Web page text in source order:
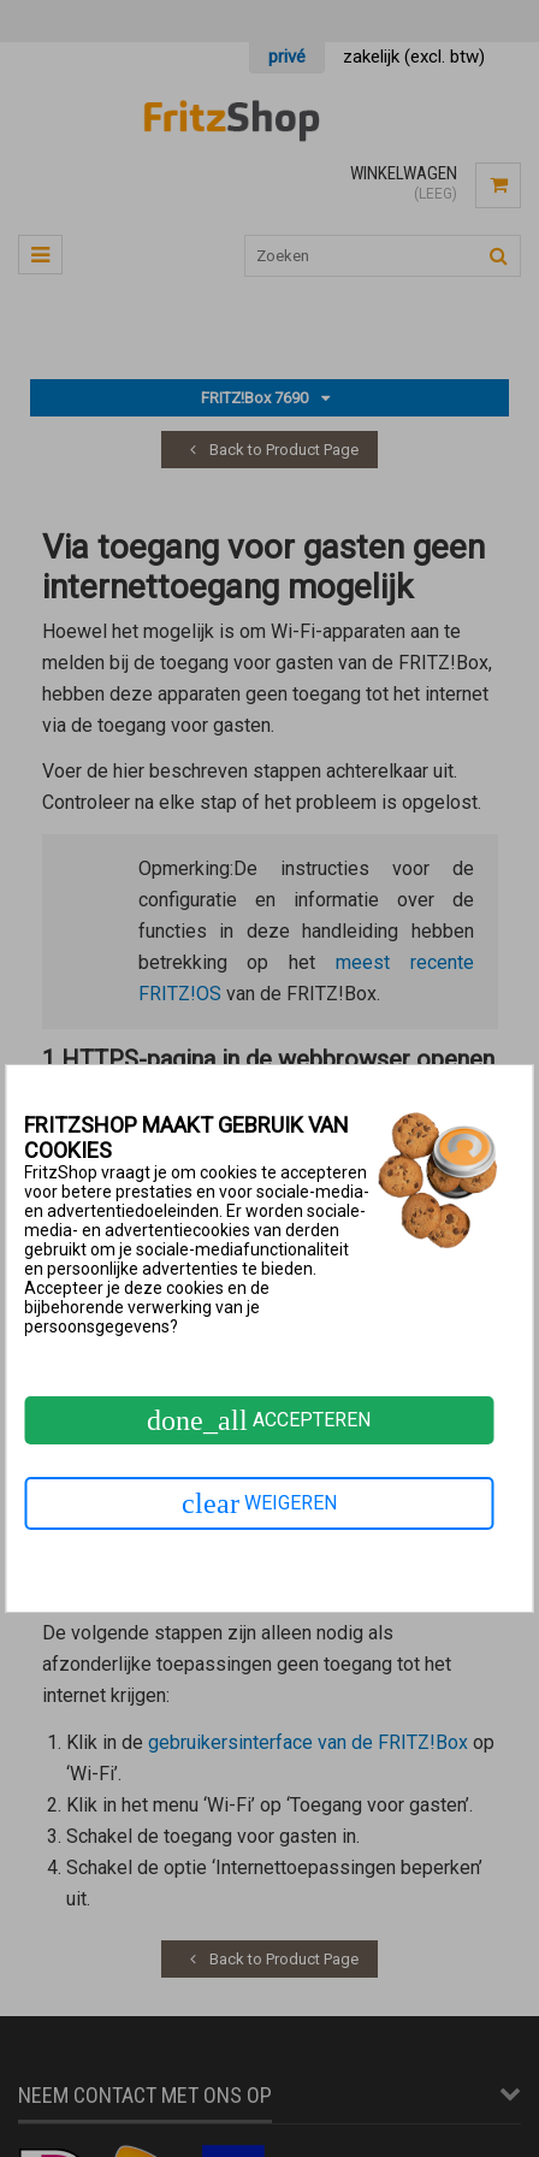
privé zakelijk (excl. btw)
WINKELWAGEN
(LEEG)
FRITZ!Box 7690
Back to Product Page
Via toegang voor gasten geen
internettoegang mogelijk
Hoewel het mogelijk is om Wi-Fi-apparaten aan te
melden bij de toegang voor gasten van de FRITZ!Box,
hebben deze apparaten geen toegang tot het internet
via de toegang voor gasten.
Voer de hier beschreven stappen achterelkaar uit.
Controleer na elke stap of het probleem is opgelost.
Opmerking: De instructies voor de
configuratie en informatie over de
functies in deze handleiding hebben
betrekking op het meest recente
FRITZ!OS van de FRITZ!Box.
1 HTTPS-pagina in de webbrowser openen
gasten/hotspot alleen toestaan na instemming met de
gebruiksvoorwaarden’ is ingeschakeld, wordt alleen
internettoegang verleend nadat is ingestemd met
deze gebruiksvoorwaarden. De captiveportal met de
gebruiksvoorwaarden wordt echter alleen
weergegeven als er een HTTPS-website wordt
geopend:
bijvoorbeeldhttps://fritz.com. De FRITZ!Box geeft
nu de captiveportal voor de toegang voor gasten
Ga akkoord met de gebruiksvoorwaarden van de
toegang voor gasten.
De volgende stappen zijn alleen nodig als
afzonderlijke toepassingen geen toegang tot het
internet krijgen:
Klik in de gebruikersinterface van de FRITZ!Boxop
‘Wi-Fi’.
Klik in het menu ‘Wi-Fi’ op ‘Toegang voor gasten’.
Schakel de toegang voor gasten in.
Schakel de optie ‘Internettoepassingen beperken’
uit.
Back to Product Page
NEEM CONTACT MET ONS OP
FRITZSHOP MAAKT GEBRUIK VAN
COOKIES
FritzShop vraagt je om cookies te accepteren
voor betere prestaties en voor sociale-media-
en advertentiedoeleinden. Er worden sociale-
media- en advertentiecookies van derden
gebruikt om je sociale-mediafunctionaliteit
en persoonlijke advertenties te bieden.
Accepteer je deze cookies en de
bijbehorende verwerking van je
persoonsgegevens?
done_all ACCEPTEREN
clear WEIGEREN